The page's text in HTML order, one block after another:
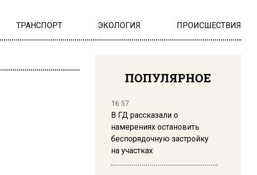
ТРАНСПОРТ ЭКОЛОГИЯ ПРОИСШЕСТВИЯ
ПОПУЛЯРНОЕ
16:57
В ГД рассказали о
намерениях остановить
беспорядочную застройку
на участках